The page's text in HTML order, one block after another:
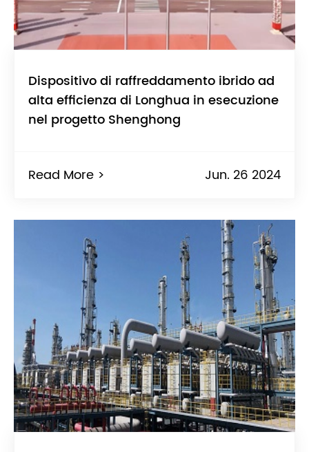
Dispositivo di raffreddamento ibrido ad
alta efficienza di Longhua in esecuzione
nel progetto Shenghong
Read More > Jun. 26 2024